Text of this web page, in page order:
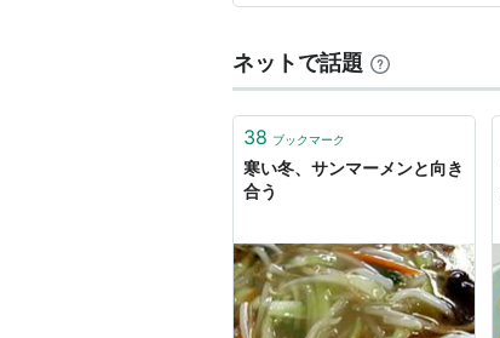
ネットで話題
38 ブックマーク
寒い冬、サンマーメンと向き
合う